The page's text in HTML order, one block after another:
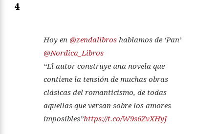
4
Hoy en @zendalibros hablamos de ‘Pan’
@Nordica_Libros
“El autor construye una novela que
contiene la tensión de muchas obras
clásicas del romanticismo, de todas
aquellas que versan sobre los amores
imposibles”https://t.co/W9s6ZvXHyJ